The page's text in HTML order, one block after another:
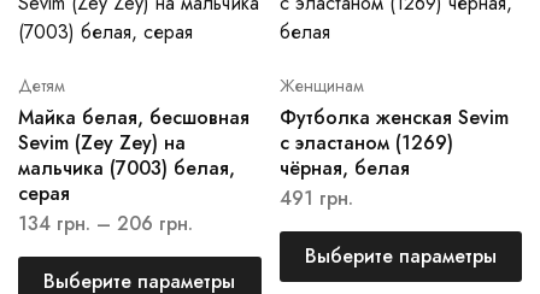
Детям
Майка белая, бесшовная
Sevim (Zey Zey) на
мальчика (7003) белая,
серая
134 грн. – 206 грн.
Выберите параметры
Женщинам
Футболка женская Sevim
с эластаном (1269)
чёрная, белая
491 грн.
Выберите параметры